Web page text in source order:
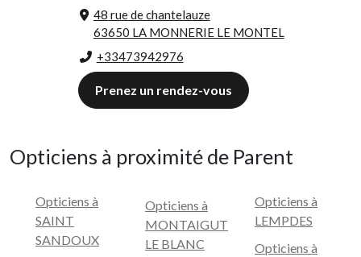
48 rue de chantelauze
63650 LA MONNERIE LE MONTEL
+33473942976
Prenez un rendez-vous
Opticiens à proximité de Parent
Opticiens à
SAINT
SANDOUX
Opticiens à
MONTAIGUT
LE BLANC
Opticiens à
LEMPDES
Opticiens à